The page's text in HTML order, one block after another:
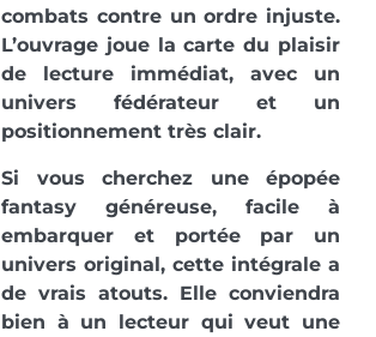
combats contre un ordre injuste.
L’ouvrage joue la carte du plaisir
de lecture immédiat, avec un
univers fédérateur et un
positionnement très clair.
Si vous cherchez une épopée
fantasy généreuse, facile à
embarquer et portée par un
univers original, cette intégrale a
de vrais atouts. Elle conviendra
bien à un lecteur qui veut une